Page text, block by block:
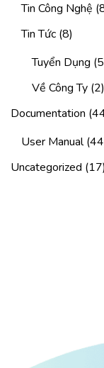
Tin Công Nghệ
Tin Tức (8)
Tuyển Dụng
Về Công Ty (2)
Documentation
User Manual
Uncategorized (17)